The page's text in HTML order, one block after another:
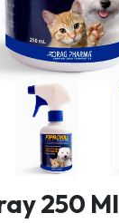
250 Ml